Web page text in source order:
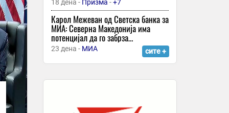
24 минути -Спорт Клуб
Иџе со нов предизвик: Прв
македонски возач кој ќе настапи со
прототип болид, го тестираше на
Водно
договор во историјата на НБА лигата
18 дена - Призма -+7
Карол Межеван од Светска банка за
МИА: Северна Македонија има
потенцијал да го забрза
економскиот раст, потребни се
структурни реформи
23 дена - МИА сите +